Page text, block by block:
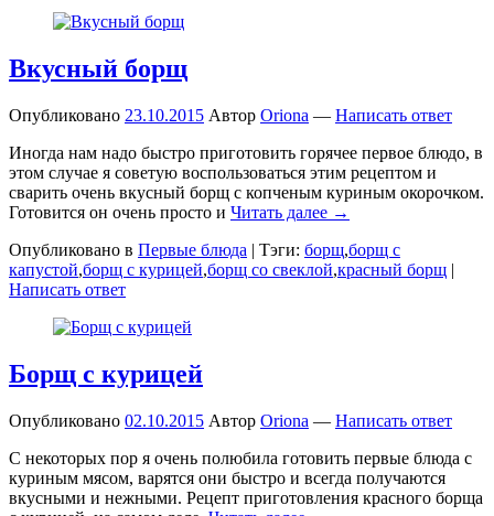
Вкусный борщ
Опубликовано 23.10.2015 Автор Oriona — Написать ответ
Иногда нам надо быстро приготовить горячее первое блюдо, в
этом случае я советую воспользоваться этим рецептом и
сварить очень вкусный борщ с копченым куриным окорочком.
Готовится он очень просто и Читать далее →
Опубликовано в Первые блюда | Тэги: борщ,борщ с
капустой,борщ с курицей,борщ со свеклой,красный борщ |
Написать ответ
Борщ с курицей
Опубликовано 02.10.2015 Автор Oriona — Написать ответ
С некоторых пор я очень полюбила готовить первые блюда с
куриным мясом, варятся они быстро и всегда получаются
вкусными и нежными. Рецепт приготовления красного борща